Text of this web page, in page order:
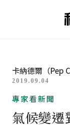
卡納德爾（Pep
2019.09.04
專家看新聞
氣候變遷